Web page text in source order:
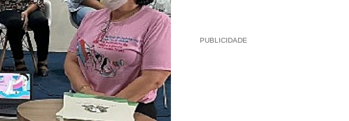
PUBLICIDADE